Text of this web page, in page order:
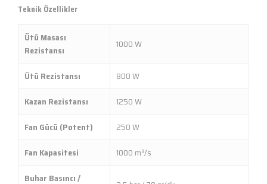
Teknik Özellikler
Ütü Masası
Rezistansı
1000 W
Ütü Rezistansı
800 W
Kazan Rezistansı
1250 W
Fan Gücü (Potent)
250 W
Fan Kapasitesi
1000 m³/s
Buhar Basıncı /